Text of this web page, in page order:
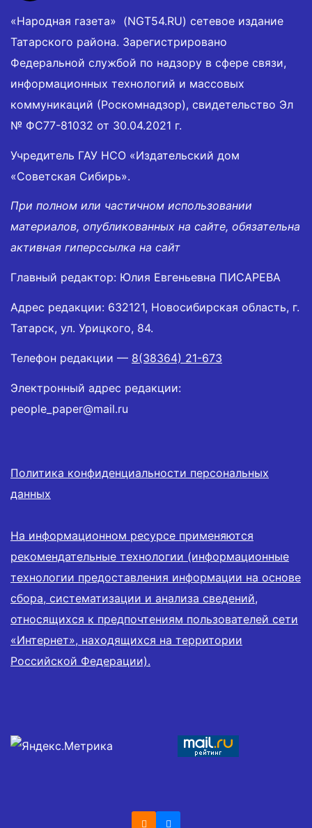
«Народная газета» (NGT54.RU) сетевое издание
Татарского района. Зарегистрировано
Федеральной службой по надзору в сфере связи,
информационных технологий и массовых
коммуникаций (Роскомнадзор), свидетельство Эл
№ ФС77-81032 от 30.04.2021 г.
Учредитель ГАУ НСО «Издательский дом
«Советская Сибирь».
При полном или частичном использовании
материалов, опубликованных на сайте, обязательна
активная гиперссылка на сайт
Главный редактор: Юлия Евгеньевна ПИСАРЕВА
Адрес редакции: 632121, Новосибирская область, г.
Татарск, ул. Урицкого, 84.
Телефон редакции — 8(38364) 21-673
Электронный адрес редакции:
people_paper@mail.ru
Политика конфиденциальности персональных
данных
На информационном ресурсе применяются
рекомендательные технологии (информационные
технологии предоставления информации на основе
сбора, систематизации и анализа сведений,
относящихся к предпочтениям пользователей сети
«Интернет», находящихся на территории
Российской Федерации).